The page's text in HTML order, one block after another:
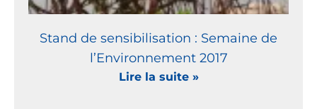
Stand de sensibilisation : Semaine de
l’Environnement 2017
Lire la suite »